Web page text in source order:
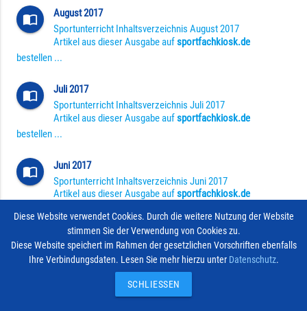
import_contacts
August 2017
Sportunterricht Inhaltsverzeichnis August 2017
Artikel aus dieser Ausgabe aufsportfachkiosk.de
bestellen ...
import_contacts
Juli 2017
Sportunterricht Inhaltsverzeichnis Juli 2017
Artikel aus dieser Ausgabe aufsportfachkiosk.de
bestellen ...
import_contacts
Juni 2017
Sportunterricht Inhaltsverzeichnis Juni 2017
Artikel aus dieser Ausgabe aufsportfachkiosk.de
bestellen ...
import_contacts
Mai 2017
Sportunterricht Inhaltsverzeichnis Mai 2017
Artikel aus dieser Ausgabe aufsportfachkiosk.de
Diese Website verwendet Cookies. Durch die weitere Nutzung der Website
stimmen Sie der Verwendung von Cookies zu.
Diese Website speichert im Rahmen der gesetzlichen Vorschriften ebenfalls
Ihre Verbindungsdaten. Lesen Sie mehr hierzu unter Datenschutz.
SCHLIESSEN